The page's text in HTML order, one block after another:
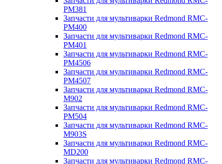
PM381
Запчасти для мультиварки Redmond RMC-
PM400
Запчасти для мультиварки Redmond RMC-
PM401
Запчасти для мультиварки Redmond RMC-
PM4506
Запчасти для мультиварки Redmond RMC-
PM4507
Запчасти для мультиварки Redmond RMC-
M902
Запчасти для мультиварки Redmond RMC-
PM504
Запчасти для мультиварки Redmond RMC-
M903S
Запчасти для мультиварки Redmond RMC-
MD200
Запчасти для мультиварки Redmond RMC-